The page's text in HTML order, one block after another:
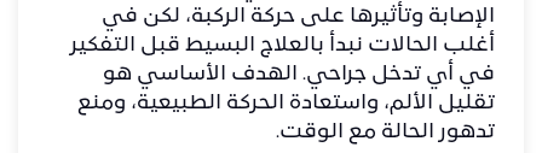
الإصابة وتأثيرها على حركة الركبة، لكن في
أغلب الحالات نبدأ بالعلاج البسيط قبل التفكير
في أي تدخل جراحي. الهدف الأساسي هو
تقليل الألم، واستعادة الحركة الطبيعية، ومنع
تدهور الحالة مع الوقت.